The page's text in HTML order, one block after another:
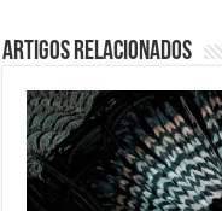
Artigos Relacionados